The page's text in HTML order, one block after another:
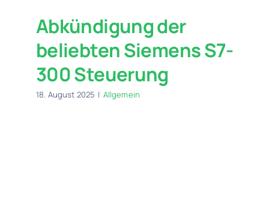
Abkündigung der
beliebten Siemens S7-
300 Steuerung
18. August 2025 | Allgemein